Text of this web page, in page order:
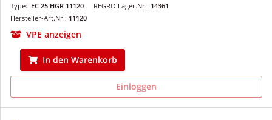
REGRO Lager.Nr.: 14361
Type: EC 25 HGR 11120
Hersteller-Art.Nr.: 11120
VPE anzeigen
In den Warenkorb
Einloggen